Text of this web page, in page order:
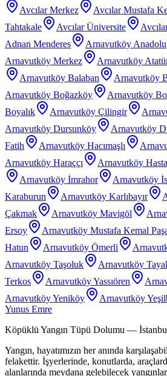
Avcılar Merkez Avcılar Mustafa
Tahtakale
Avcılar Üniversite
Adnan Menderes
Arnavutköy Anadolu
Arnavutköy Merkez
Arnavutköy
Arnavutköy Balaban
Arnavutköy
Arnavutköy Boğazköy
Arnavutköy
Boyalık
Arnavutköy Çilingir
Arnavutköy Dursunköy
Arnavutköy
Fatih
Arnavutköy Hacımaşlı
Arnavutköy Haraççı
Arnavutköy
Arnavutköy İmrahor
Arnavutköy
Karaburun
Arnavutköy Karlıbayır
Çakmak
Arnavutköy Mavigöl
Ersoy
Arnavutköy Mustafa Kemal
Hatun
Arnavutköy Ömerli
Arnavutköy Taşoluk
Arnavutköy
Terkos
Arnavutköy Yassıören
Arnavutköy Yeniköy
Arnavutköy
Yunus Emre
Köpüklü Yangın Tüpü Dolumu —
Yangın, hayatımızın her anında
felakettir. İşyerlerinde, konutlarda,
alanlarında meydana gelebilecek